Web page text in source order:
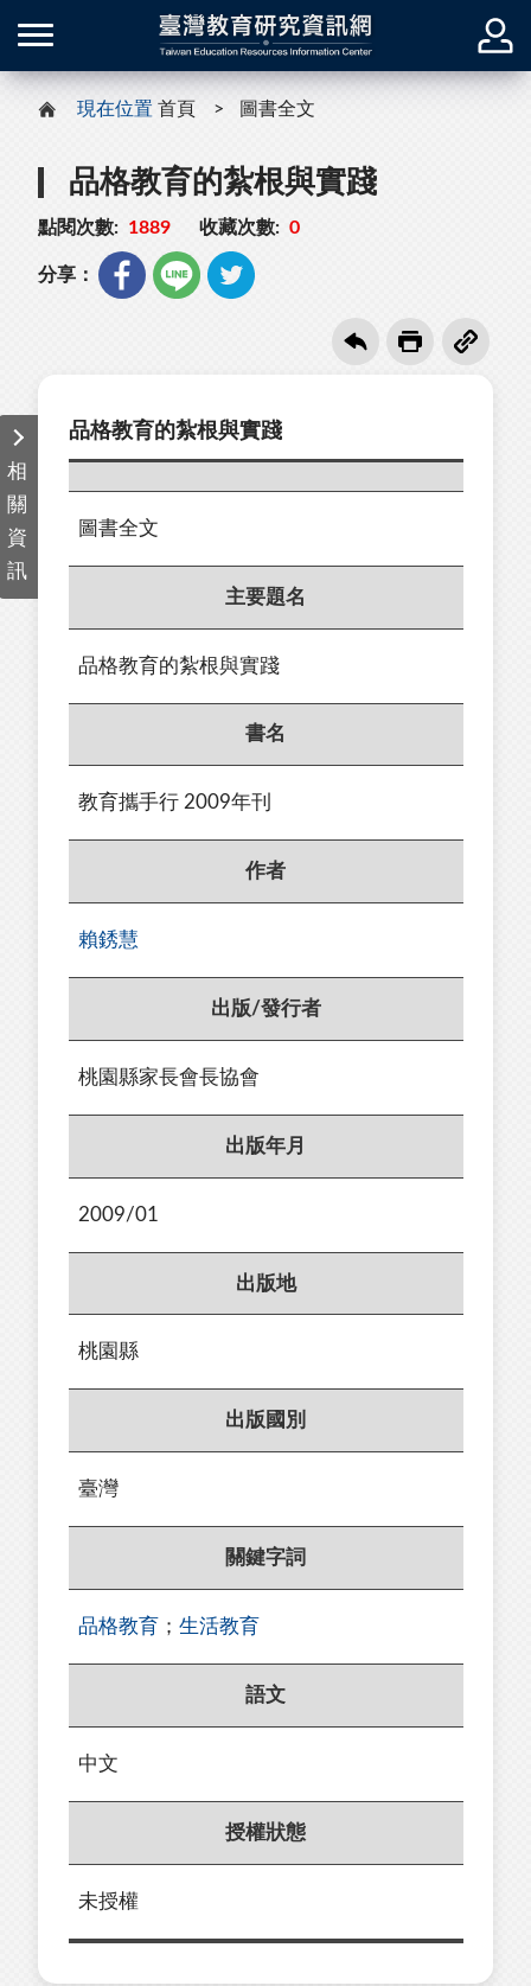
現在位置 首頁 圖書全文
品格教育的紮根與實踐
點閱次數: 1889 收藏次數: 0
分享：
相
關
資
訊
品格教育的紮根與實踐
圖書全文
主要題名
品格教育的紮根與實踐
書名
教育攜手行 2009年刊
作者
賴銹慧
出版/發行者
桃園縣家長會長協會
出版年月
2009/01
出版地
桃園縣
出版國別
臺灣
關鍵字詞
品格教育 ； 生活教育
語文
中文
授權狀態
未授權